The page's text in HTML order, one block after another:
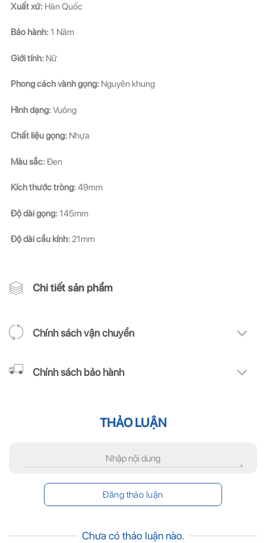
Xuất xứ: Hàn Quốc
Bảo hành:1 Năm
Giới tính: Nữ
Phong cách vành gọng: Nguyên khung
Hình dạng:Vuông
Chất liệu gọng: Nhựa
Màu sắc:Đen
Kích thước tròng:49mm
Độ dài gọng:145mm
Độ dài cầu kính: 21mm
Chi tiết sản phẩm
Chính sách vận chuyển
Chính sách bảo hành
THẢO LUẬN
Chưa có thảo luận nào.